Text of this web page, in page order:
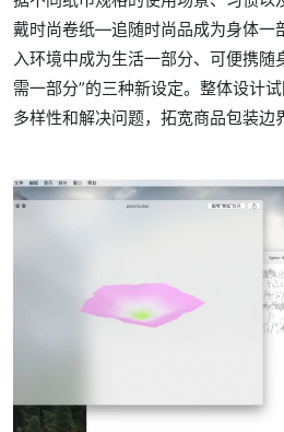
戴时尚卷纸—追随时尚品成为身体一
入环境中成为生活一部分、可便携
需一部分”的三种新设定。整体设计
多样性和解决问题，拓宽商品包装边